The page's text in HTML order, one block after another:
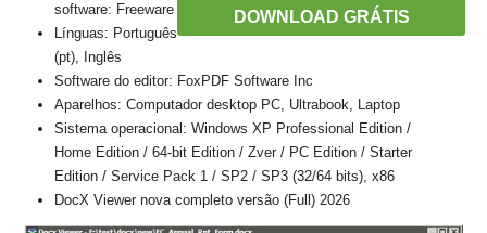
DOWNLOAD GRÁTIS
software: Freeware
Línguas: Português
(pt), Inglês
Software do editor: FoxPDF Software Inc
Aparelhos: Computador desktop PC, Ultrabook, Laptop
Sistema operacional: Windows XP Professional Edition /
Home Edition / 64-bit Edition / Zver / PC Edition / Starter
Edition / Service Pack 1 / SP2 / SP3 (32/64 bits), x86
DocX Viewer nova completo versão (Full) 2026